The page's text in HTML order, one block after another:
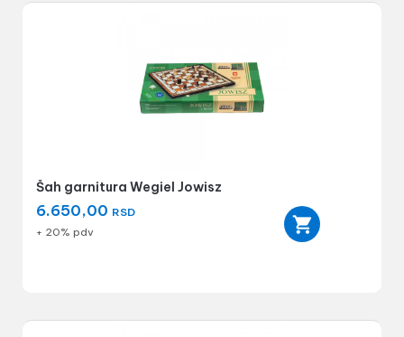
Šah garnitura Wegiel Jowisz
6.650,00 RSD
+ 20% pdv